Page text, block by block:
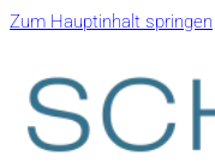
Zum Hauptinhalt springen